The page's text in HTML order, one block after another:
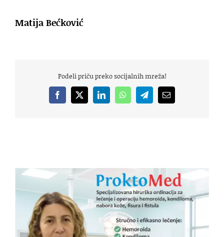
Matija Bećković
Podeli priču preko socijalnih mreža!
Facebook
X LinkedInWhatsAppTelegramEmail